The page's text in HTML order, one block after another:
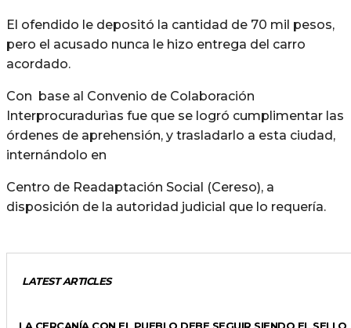
El ofendido le depositó la cantidad de 70 mil pesos,
pero el acusado nunca le hizo entrega del carro
acordado.
Con base al Convenio de Colaboración
Interprocuradurìas fue que se logró cumplimentar las
órdenes de aprehensión, y trasladarlo a esta ciudad,
internándolo en
Centro de Readaptación Social (Cereso), a
disposición de la autoridad judicial que lo requería.
LATEST ARTICLES
LA CERCANÍA CON EL PUEBLO DEBE SEGUIR SIENDO EL SELLO